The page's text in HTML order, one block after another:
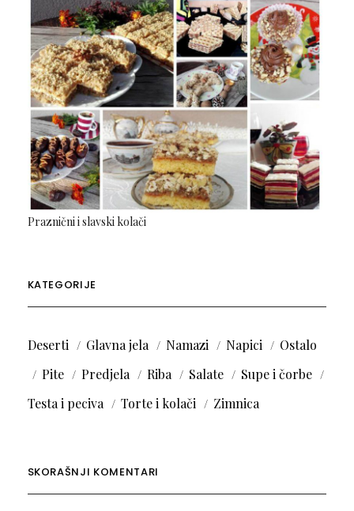
Praznični i slavski kolači
KATEGORIJE
Deserti Glavna jela Namazi Napici
Ostalo
Pite
Predjela Riba Salate
Supe i čorbe
Testa i peciva
Torte i kolači Zimnica
SKORAŠNJI KOMENTARI